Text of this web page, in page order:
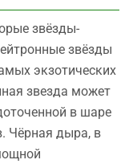
звёзды-
звёзды
экзотических
звезда может
в шаре
Чёрная дыра, в